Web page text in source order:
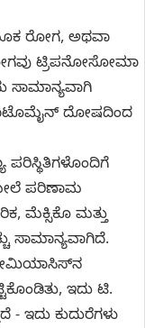
ರೋಗ, ಅಥವಾ
ಟ್ರಿಪನೋಸೋಮಾ
ಸಾಮಾನ್ಯವಾಗಿ
ದೋಷದಿಂದ
ಪರಿಸ್ಥಿತಿಗಳೊಂದಿಗೆ
ಮೇಲೆ ಪರಿಣಾಮ
ಮೆಕ್ಸಿಕೊ ಮತ್ತು
ಸಾಮಾನ್ಯವಾಗಿದೆ.
ಇದು ಟಿ.
- ಇದು ಕುದುರೆಗಳು